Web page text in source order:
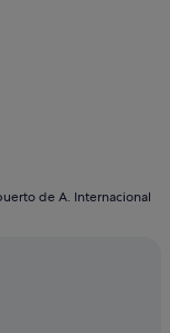
de A. Internacional